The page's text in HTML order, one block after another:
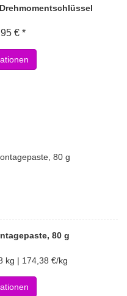
€ *
80 g
kg | 174,38 €/kg